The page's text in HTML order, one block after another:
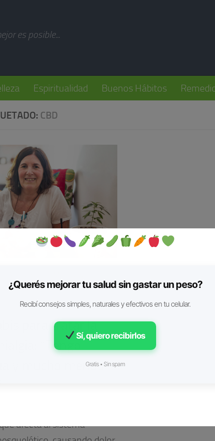
es posible...
Espiritualidad Buenos Hábitos
CBD
para tratar la
“Tengo
y mucho menos
afecta al sistema
¿Querés mejorar tu salud sin gastar un peso?
Recibí consejos simples, naturales y efectivos en tu celular.
Sí, quiero recibirlos
Gratis • Sin spam